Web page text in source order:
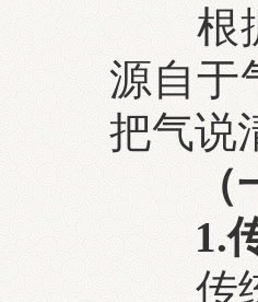
根
源自于
把气说
1.传
传